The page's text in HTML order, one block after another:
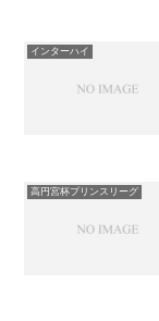
インターハイ
高円宮杯プリンスリーグ